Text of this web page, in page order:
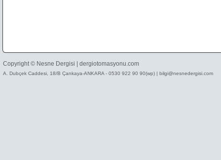
Copyright © Nesne Dergisi | dergiotomasyonu.com
A. Dubçek Caddesi, 18/B Çankaya-ANKARA - 0530 922 90 90(wp) | bilgi@nesnedergisi.com